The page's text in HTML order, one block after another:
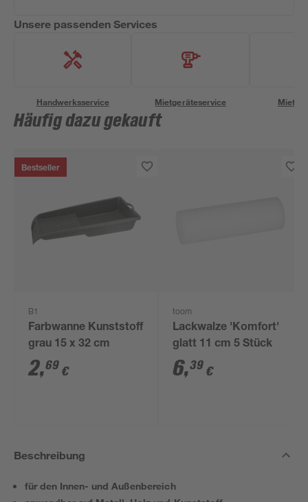
Unsere passenden Services
Handwerksservice Mietgeräteservice
Häufig dazu gekauft
Bestseller
B1
Farbwanne Kunststoff
grau 15 x 32 cm
2,69 €
toom
Lackwalze 'Komfort'
glatt 11 cm 5 Stück
6,39 €
Beschreibung
für den Innen- und Außenbereich